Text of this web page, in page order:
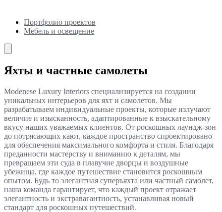
Портфолио проектов
Мебель и освещение
Яхты и частные самолеты
Modenese Luxury Interiors специализируется на создании
уникальных интерьеров для яхт и самолетов. Мы
разрабатываем индивидуальные проекты, которые излучают
величие и изысканность, адаптированные к взыскательному
вкусу наших уважаемых клиентов. От роскошных лаундж-зон
до потрясающих кают, каждое пространство спроектировано
для обеспечения максимального комфорта и стиля. Благодаря
преданности мастерству и вниманию к деталям, мы
превращаем эти суда в плавучие дворцы и воздушные
убежища, где каждое путешествие становится роскошным
опытом. Будь то элегантная суперъяхта или частный самолет,
наша команда гарантирует, что каждый проект отражает
элегантность и экстравагантность, устанавливая новый
стандарт для роскошных путешествий.